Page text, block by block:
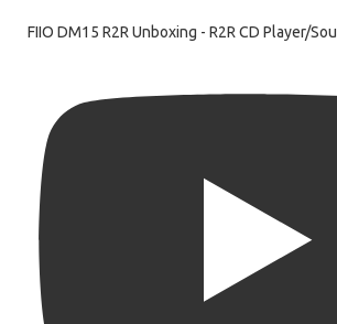
FIIO DM15 R2R Unboxing - R2R CD Player/